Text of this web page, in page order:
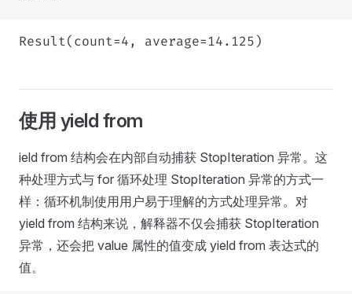
Result(count=4, average=14.125)
使用 yield from
ield from 结构会在内部自动捕获 StopIteration 异常。这
种处理方式与 for 循环处理 StopIteration 异常的方式一
样：循环机制使用用户易于理解的方式处理异常。对
yield from 结构来说，解释器不仅会捕获 StopIteration
异常，还会把 value 属性的值变成 yield from 表达式的
值。